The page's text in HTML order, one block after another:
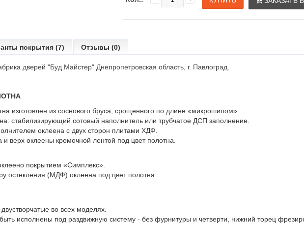
покрытия (7) Отзывы (0)
дверей "Буд Майстер" Днепропетровская область, г. Павлоград.
изготовлен из соснового бруса, срощенного по длине «микрошипом».
стабилизирующий сотовый наполнитель или трубчатое ДСП заполнение.
оклеена с двух сторон плитами ХДФ.
верх оклеены кромочной лентой под цвет полотна.
покрытием «Симплекс».
остекления (МДФ) оклеена под цвет полотна.
во всех моделях.
исполнены под раздвижную систему - без фурнитуры и четверти, нижний торец